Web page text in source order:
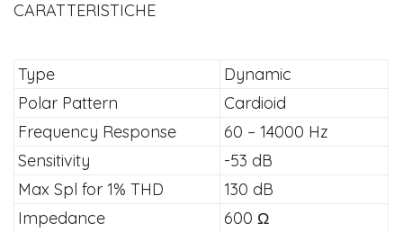
CARATTERISTICHE
Type
Dynamic
Polar Pattern
Cardioid
Frequency Response
60 – 14000 Hz
Sensitivity
-53 dB
Max Spl for 1% THD
130 dB
Impedance
600 Ω